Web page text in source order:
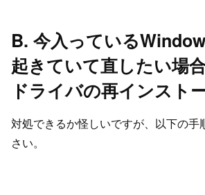
B. 今入っている
起きていて直したい場
ドライバの再インストー
対処できるか怪しいですが、以下の手
さい。